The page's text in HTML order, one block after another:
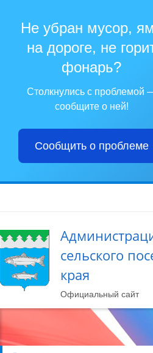
Не убран мусор,
на дороге, не
фонарь?
Столкнулись с проблемой
сообщите о ней!
Сообщить о проблеме
сельского
края
Официальный сайт